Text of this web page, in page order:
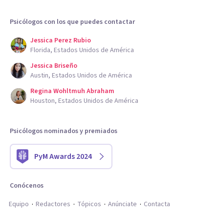
Psicólogos con los que puedes contactar
Jessica Perez Rubio
Florida, Estados Unidos de América
Jessica Briseño
Austin, Estados Unidos de América
Regina Wohltmuh Abraham
Houston, Estados Unidos de América
Psicólogos nominados y premiados
PyM Awards 2024
Conócenos
Equipo
Redactores Tópicos Anúnciate Contacta